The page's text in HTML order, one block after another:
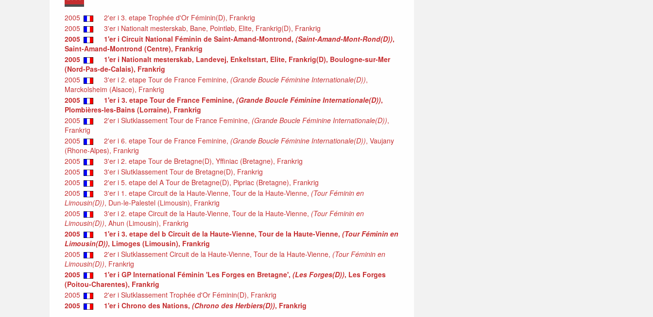
2005
2'er i 3. etape Trophée d'Or Féminin(D), Frankrig
2005
3'er i Nationalt mesterskab, Bane, Pointløb, Elite, Frankrig(D), Frankrig
2005
1'er i Circuit National Féminin de Saint-Amand-Montrond, (Saint-Amand-Mont-Rond(D)),
Saint-Amand-Montrond (Centre), Frankrig
2005
1'er i Nationalt mesterskab, Landevej, Enkeltstart, Elite, Frankrig(D), Boulogne-sur-Mer
(Nord-Pas-de-Calais), Frankrig
2005
3'er i 2. etape Tour de France Feminine, (Grande Boucle Féminine Internationale(D)),
Marckolsheim (Alsace), Frankrig
2005
1'er i 3. etape Tour de France Feminine, (Grande Boucle Féminine Internationale(D)),
Plombières-les-Bains (Lorraine), Frankrig
2005
2'er i Slutklassement Tour de France Feminine, (Grande Boucle Féminine Internationale(D)),
Frankrig
2005
2'er i 6. etape Tour de France Feminine, (Grande Boucle Féminine Internationale(D)), Vaujany
(Rhone-Alpes), Frankrig
2005
3'er i 2. etape Tour de Bretagne(D), Yffiniac (Bretagne), Frankrig
2005
3'er i Slutklassement Tour de Bretagne(D), Frankrig
2005
2'er i 5. etape del A Tour de Bretagne(D), Pipriac (Bretagne), Frankrig
2005
3'er i 1. etape Circuit de la Haute-Vienne, Tour de la Haute-Vienne, (Tour Féminin en
Limousin(D)), Dun-le-Palestel (Limousin), Frankrig
2005
3'er i 2. etape Circuit de la Haute-Vienne, Tour de la Haute-Vienne, (Tour Féminin en
Limousin(D)), Ahun (Limousin), Frankrig
2005
1'er i 3. etape del b Circuit de la Haute-Vienne, Tour de la Haute-Vienne, (Tour Féminin en
Limousin(D)), Limoges (Limousin), Frankrig
2005
2'er i Slutklassement Circuit de la Haute-Vienne, Tour de la Haute-Vienne, (Tour Féminin en
Limousin(D)), Frankrig
2005
1'er i GP International Féminin 'Les Forges en Bretagne', (Les Forges(D)), Les Forges
(Poitou-Charentes), Frankrig
2005
2'er i Slutklassement Trophée d'Or Féminin(D), Frankrig
2005
1'er i Chrono des Nations, (Chrono des Herbiers(D)), Frankrig